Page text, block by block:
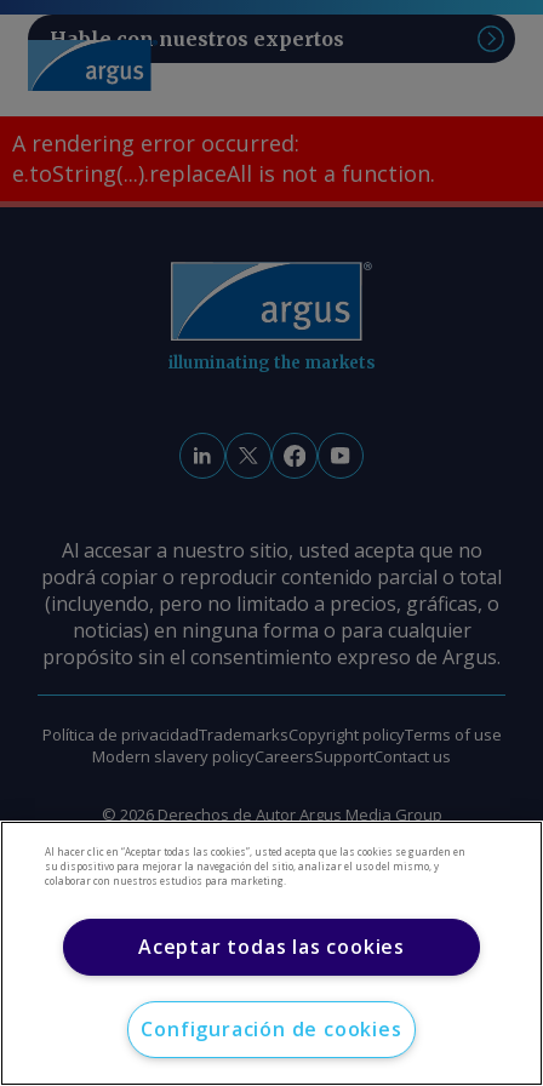
Hable con nuestros expertos
A rendering error occurred:
e.toString(...).replaceAll is not a function.
illuminating the markets
Al accesar a nuestro sitio, usted acepta que no
podrá copiar o reproducir contenido parcial o total
(incluyendo, pero no limitado a precios, gráficas, o
noticias) en ninguna forma o para cualquier
propósito sin el consentimiento expreso de Argus.
© 2026 Derechos de Autor Argus Media Group
Política de privacidadTrademarksCopyright policyTerms of use
Modern slavery policyCareersSupportContact us
Al hacer clic en “Aceptar todas las cookies”, usted acepta que las cookies se guarden en
su dispositivo para mejorar la navegación del sitio, analizar el uso del mismo, y
colaborar con nuestros estudios para marketing.
Aceptar todas las cookies
Configuración de cookies